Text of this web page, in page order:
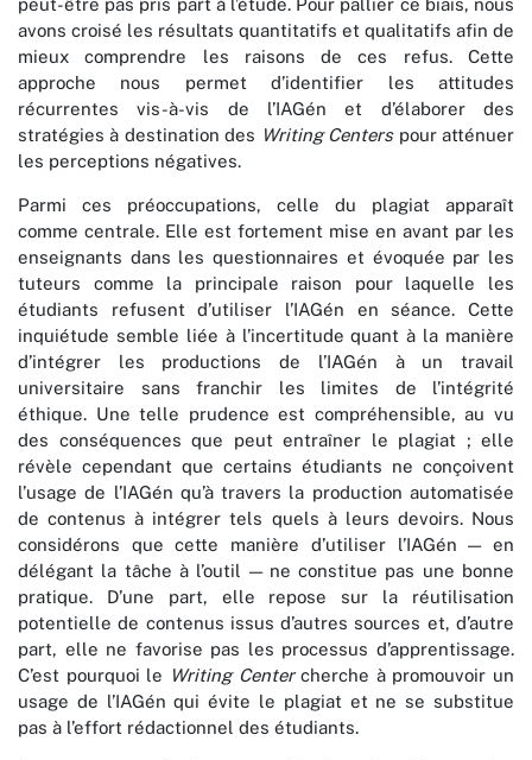
peut-être pas pris part à l’étude. Pour pallier ce biais, nous
avons croisé les résultats quantitatifs et qualitatifs afin de
mieux comprendre les raisons de ces refus. Cette
approche nous permet d’identifier les attitudes
récurrentes vis-à-vis de l’IAGén et d’élaborer des
stratégies à destination des Writing Centerspour atténuer
les perceptions négatives.
Parmi ces préoccupations, celle du plagiat apparaît
comme centrale. Elle est fortement mise en avant par les
enseignants dans les questionnaires et évoquée par les
tuteurs comme la principale raison pour laquelle les
étudiants refusent d’utiliser l’IAGén en séance. Cette
inquiétude semble liée à l’incertitude quant à la manière
d’intégrer les productions de l’IAGén à un travail
universitaire sans franchir les limites de l’intégrité
éthique. Une telle prudence est compréhensible, au vu
des conséquences que peut entraîner le plagiat ; elle
révèle cependant que certains étudiants ne conçoivent
l’usage de l’IAGén qu’à travers la production automatisée
de contenus à intégrer tels quels à leurs devoirs. Nous
considérons que cette manière d’utiliser l’IAGén — en
délégant la tâche à l’outil — ne constitue pas une bonne
pratique. D’une part, elle repose sur la réutilisation
potentielle de contenus issus d’autres sources et, d’autre
part, elle ne favorise pas les processus d’apprentissage.
C’est pourquoi le Writing Centercherche à promouvoir un
usage de l’IAGén qui évite le plagiat et ne se substitue
pas à l’effort rédactionnel des étudiants.